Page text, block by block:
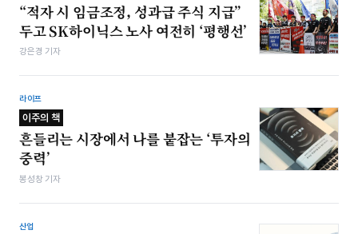
“적자 시 임금조정, 성과급 주식 지급”
두고 SK하이닉스 노사 여전히 ‘평행선’
강은경 기자
라이프
이주의 책
흔들리는 시장에서 나를 붙잡는 ‘투자의
중력’
봉성창 기자
산업